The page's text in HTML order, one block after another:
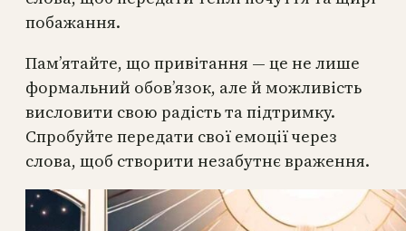
побажання.
Пам’ятайте, що привітання — це не лише
формальний обов’язок, але й можливість
висловити свою радість та підтримку.
Спробуйте передати свої емоції через
слова, щоб створити незабутнє враження.